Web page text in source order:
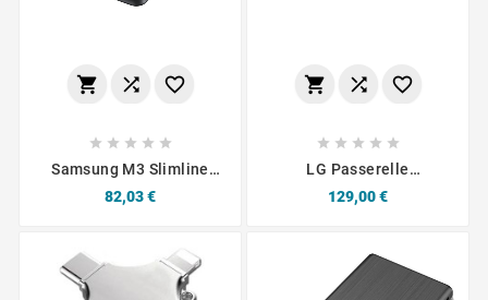
  
    
Samsung M3 Slimline
Prix
82,03 €
  
    
LG Passerelle
XD5 500 Go
Prix
129,00 €